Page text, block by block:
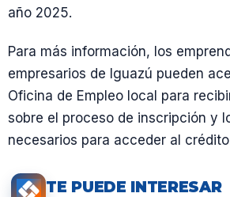
año 2025.
Para más información, los
empresarios de Iguazú pueden
Oficina de Empleo local para
sobre el proceso de inscripción y
necesarios para acceder al
TE PUEDE INTERESAR